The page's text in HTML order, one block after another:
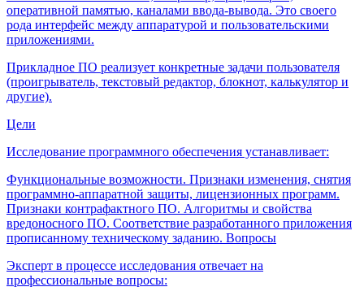
оперативной памятью, каналами ввода-вывода. Это своего
рода интерфейс между аппаратурой и пользовательскими
приложениями.
Прикладное ПО реализует конкретные задачи пользователя
(проигрыватель, текстовый редактор, блокнот, калькулятор и
другие).
Цели
Исследование программного обеспечения устанавливает:
Функциональные возможности. Признаки изменения, снятия
программно-аппаратной защиты, лицензионных программ.
Признаки контрафактного ПО. Алгоритмы и свойства
вредоносного ПО. Соответствие разработанного приложения
прописанному техническому заданию. Вопросы
Эксперт в процессе исследования отвечает на
профессиональные вопросы: